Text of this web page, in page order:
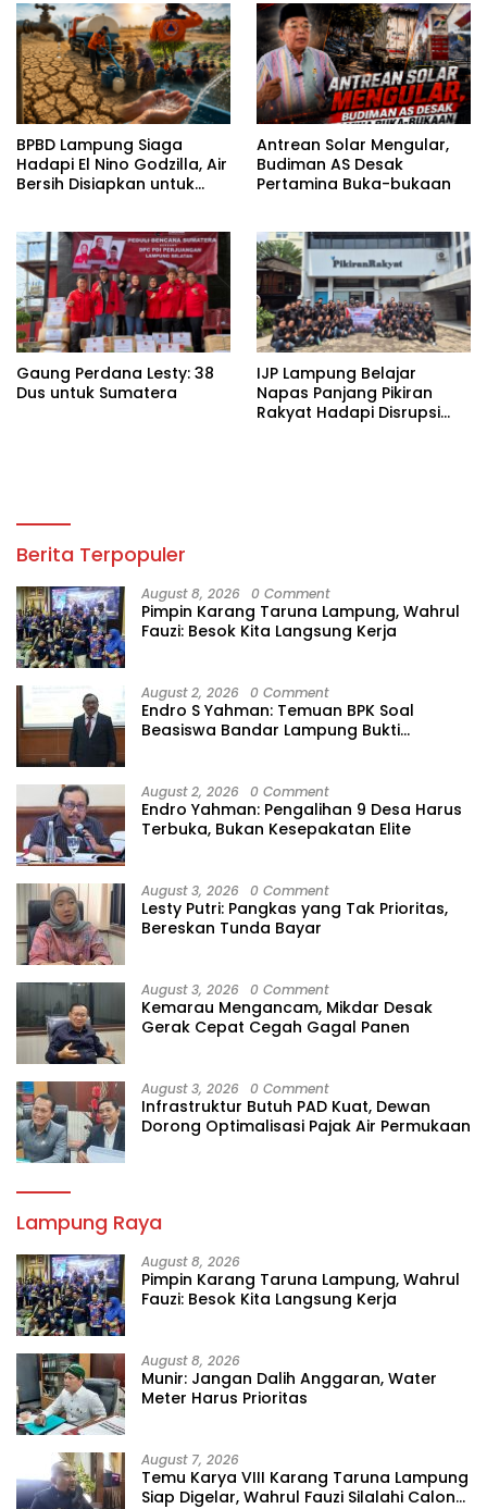
BPBD Lampung Siaga
Hadapi El Nino Godzilla, Air
Bersih Disiapkan untuk
Antrean Solar Mengular,
Budiman AS Desak
Pertamina Buka-bukaan
Gaung Perdana Lesty: 38
Dus untuk Sumatera
IJP Lampung Belajar
Napas Panjang Pikiran
Rakyat Hadapi Disrupsi
Berita Terpopuler
August 8, 2026 0 Comment
Pimpin Karang Taruna Lampung, Wahrul
Fauzi: Besok Kita Langsung Kerja
August 2, 2026 0 Comment
Endro S Yahman: Temuan BPK Soal
Beasiswa Bandar Lampung Bukti
August 2, 2026 0 Comment
Endro Yahman: Pengalihan 9 Desa Harus
Terbuka, Bukan Kesepakatan Elite
August 3, 2026 0 Comment
Lesty Putri: Pangkas yang Tak Prioritas,
Bereskan Tunda Bayar
August 3, 2026 0 Comment
Kemarau Mengancam, Mikdar Desak
Gerak Cepat Cegah Gagal Panen
August 3, 2026 0 Comment
Infrastruktur Butuh PAD Kuat, Dewan
Dorong Optimalisasi Pajak Air Permukaan
Lampung Raya
August 8, 2026
Pimpin Karang Taruna Lampung, Wahrul
Fauzi: Besok Kita Langsung Kerja
August 8, 2026
Munir: Jangan Dalih Anggaran, Water
Meter Harus Prioritas
August 7, 2026
Temu Karya VIII Karang Taruna Lampung
Siap Digelar, Wahrul Fauzi Silalahi Calon